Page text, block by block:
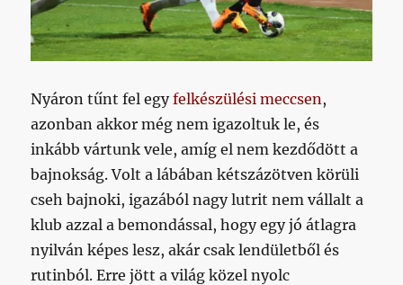
Nyáron tűnt fel egyfelkészülési meccsen ,
azonban akkor még nem igazoltuk le, és
inkább vártunk vele, amíg el nem kezdődött a
bajnokság. Volt a lábában kétszázötven körüli
cseh bajnoki, igazából nagy lutrit nem vállalt a
klub azzal a bemondással, hogy egy jó átlagra
nyilván képes lesz, akár csak lendületből és
rutinból. Erre jött a világ közel nyolc